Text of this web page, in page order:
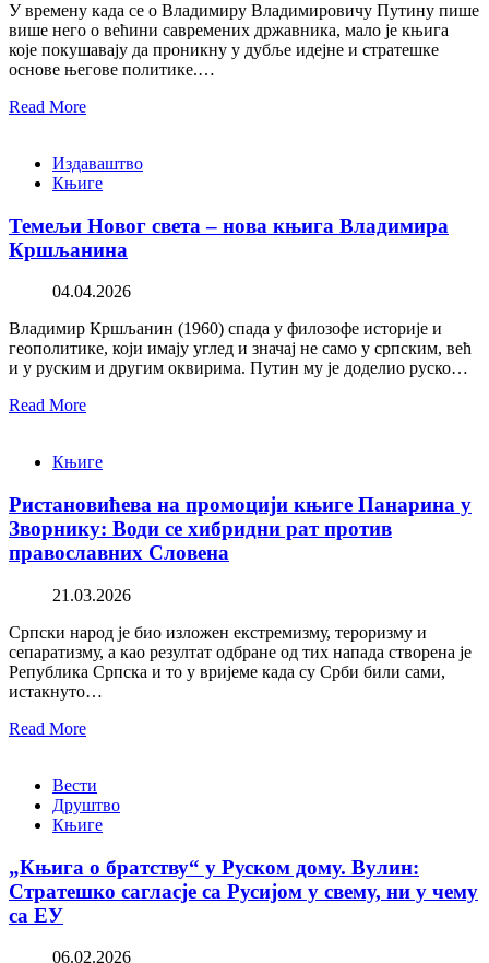
У времену када се о Владимиру Владимировичу Путину пише
више него о већини савремених државника, мало је књига
које покушавају да проникну у дубље идејне и стратешке
основе његове политике.…
Read More
Издаваштво
Књиге
Темељи Новог света – нова књига Владимира
Кршљанина
04.04.2026
Владимир Кршљанин (1960) спада у филозофе историје и
геополитике, који имају углед и значај не само у српским, већ
и у руским и другим оквирима. Путин му је доделио руско…
Read More
Књиге
Ристановићева на промоцији књиге Панарина у
Зворнику: Води се хибридни рат против
православних Словена
21.03.2026
Српски народ је био изложен екстремизму, тероризму и
сепаратизму, а као резултат одбране од тих напада створена је
Република Српска и то у вријеме када су Срби били сами,
истакнуто…
Read More
Вести
Друштво
Књиге
„Књига о братству“ у Руском дому. Вулин:
Стратешко сагласје са Русијом у свему, ни у чему
са ЕУ
06.02.2026